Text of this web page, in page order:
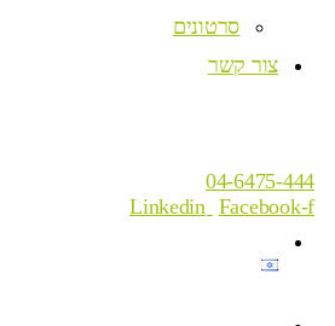
סרטונים
צור קשר
04-6475-444
Linkedin Facebook-f